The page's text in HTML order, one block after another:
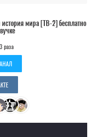
мира [ТВ-2] бесплатно
раза